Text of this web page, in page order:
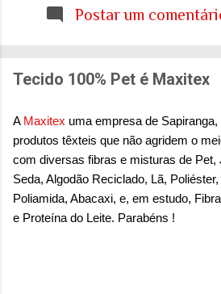
visão (e experiência) das
acadêmicos e governamentais
Patrícia Galvão em parceria
Locomotiva, divulgada em
mostrou um dado alarmante:
brasileiras sentem medo de
quando se deslocam pela
pesquisa aponta que 71% das
Postar um
Tecido 100% Pet é Maxitex
A Maxitex uma empresa de
produtos têxteis que não agridem o
com diversas fibras e misturas de Pet,
Seda, Algodão Reciclado, Lã,
Poliamida, Abacaxi, e, em estudo,
e Proteína do Leite. Parabéns !